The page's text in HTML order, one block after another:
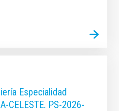
Especialidad
CELESTE. PS-2026-